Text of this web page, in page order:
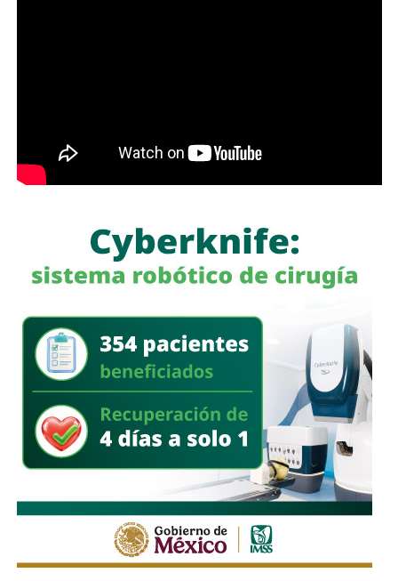
revisar de manera periódica el estado de los cilindros,
mangueras, reguladores e instalaciones de gas en sus
propósito de prevenir incidentes y salvaguardar la
integridad de las familias de Villa de Pozos.
Fenapo 2026